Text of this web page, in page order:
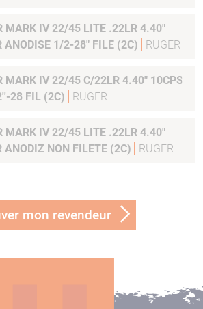
MARK IV 22/45 LITE .22LR 4.40"
ANODISE 1/2-28" FILE (2C)
RUGER
MARK IV 22/45 C/22LR 4.40" 10CPS
28 FIL (2C)
RUGER
MARK IV 22/45 LITE .22LR 4.40"
ANODIZ NON FILETE (2C)
RUGER
mon revendeur